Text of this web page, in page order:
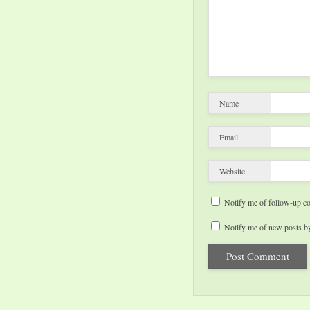
Name
Email
Website
Notify me of follow-up
Notify me of new posts